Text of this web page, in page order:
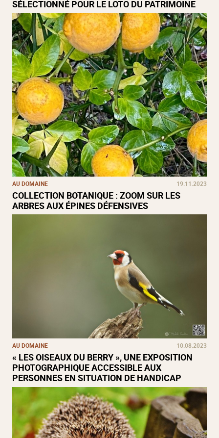
SÉLECTIONNÉ POUR LE LOTO DU PATRIMOINE
AU DOMAINE 19.11.2023
COLLECTION BOTANIQUE : ZOOM SUR LES
ARBRES AUX ÉPINES DÉFENSIVES
AU DOMAINE 10.08.2023
« LES OISEAUX DU BERRY », UNE EXPOSITION
PHOTOGRAPHIQUE ACCESSIBLE AUX
PERSONNES EN SITUATION DE HANDICAP